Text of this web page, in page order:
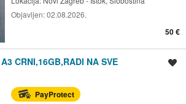
Objavljen:02.08.2026.
50 €
CRNI,16GB,RADI NA SVE
PayProtect